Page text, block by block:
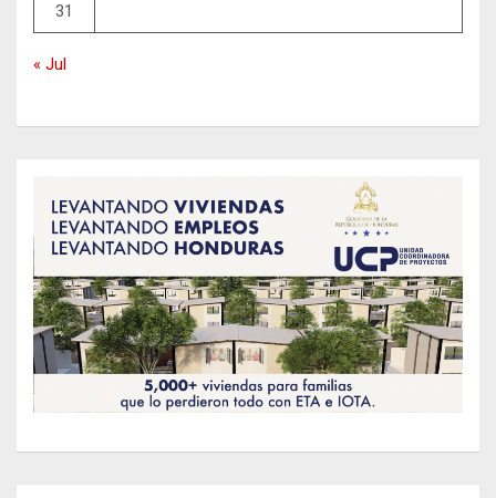
31
« Jul